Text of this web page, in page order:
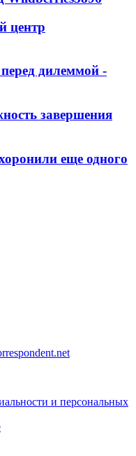
центр
дилеммой -
завершения
еще одного
и персональных